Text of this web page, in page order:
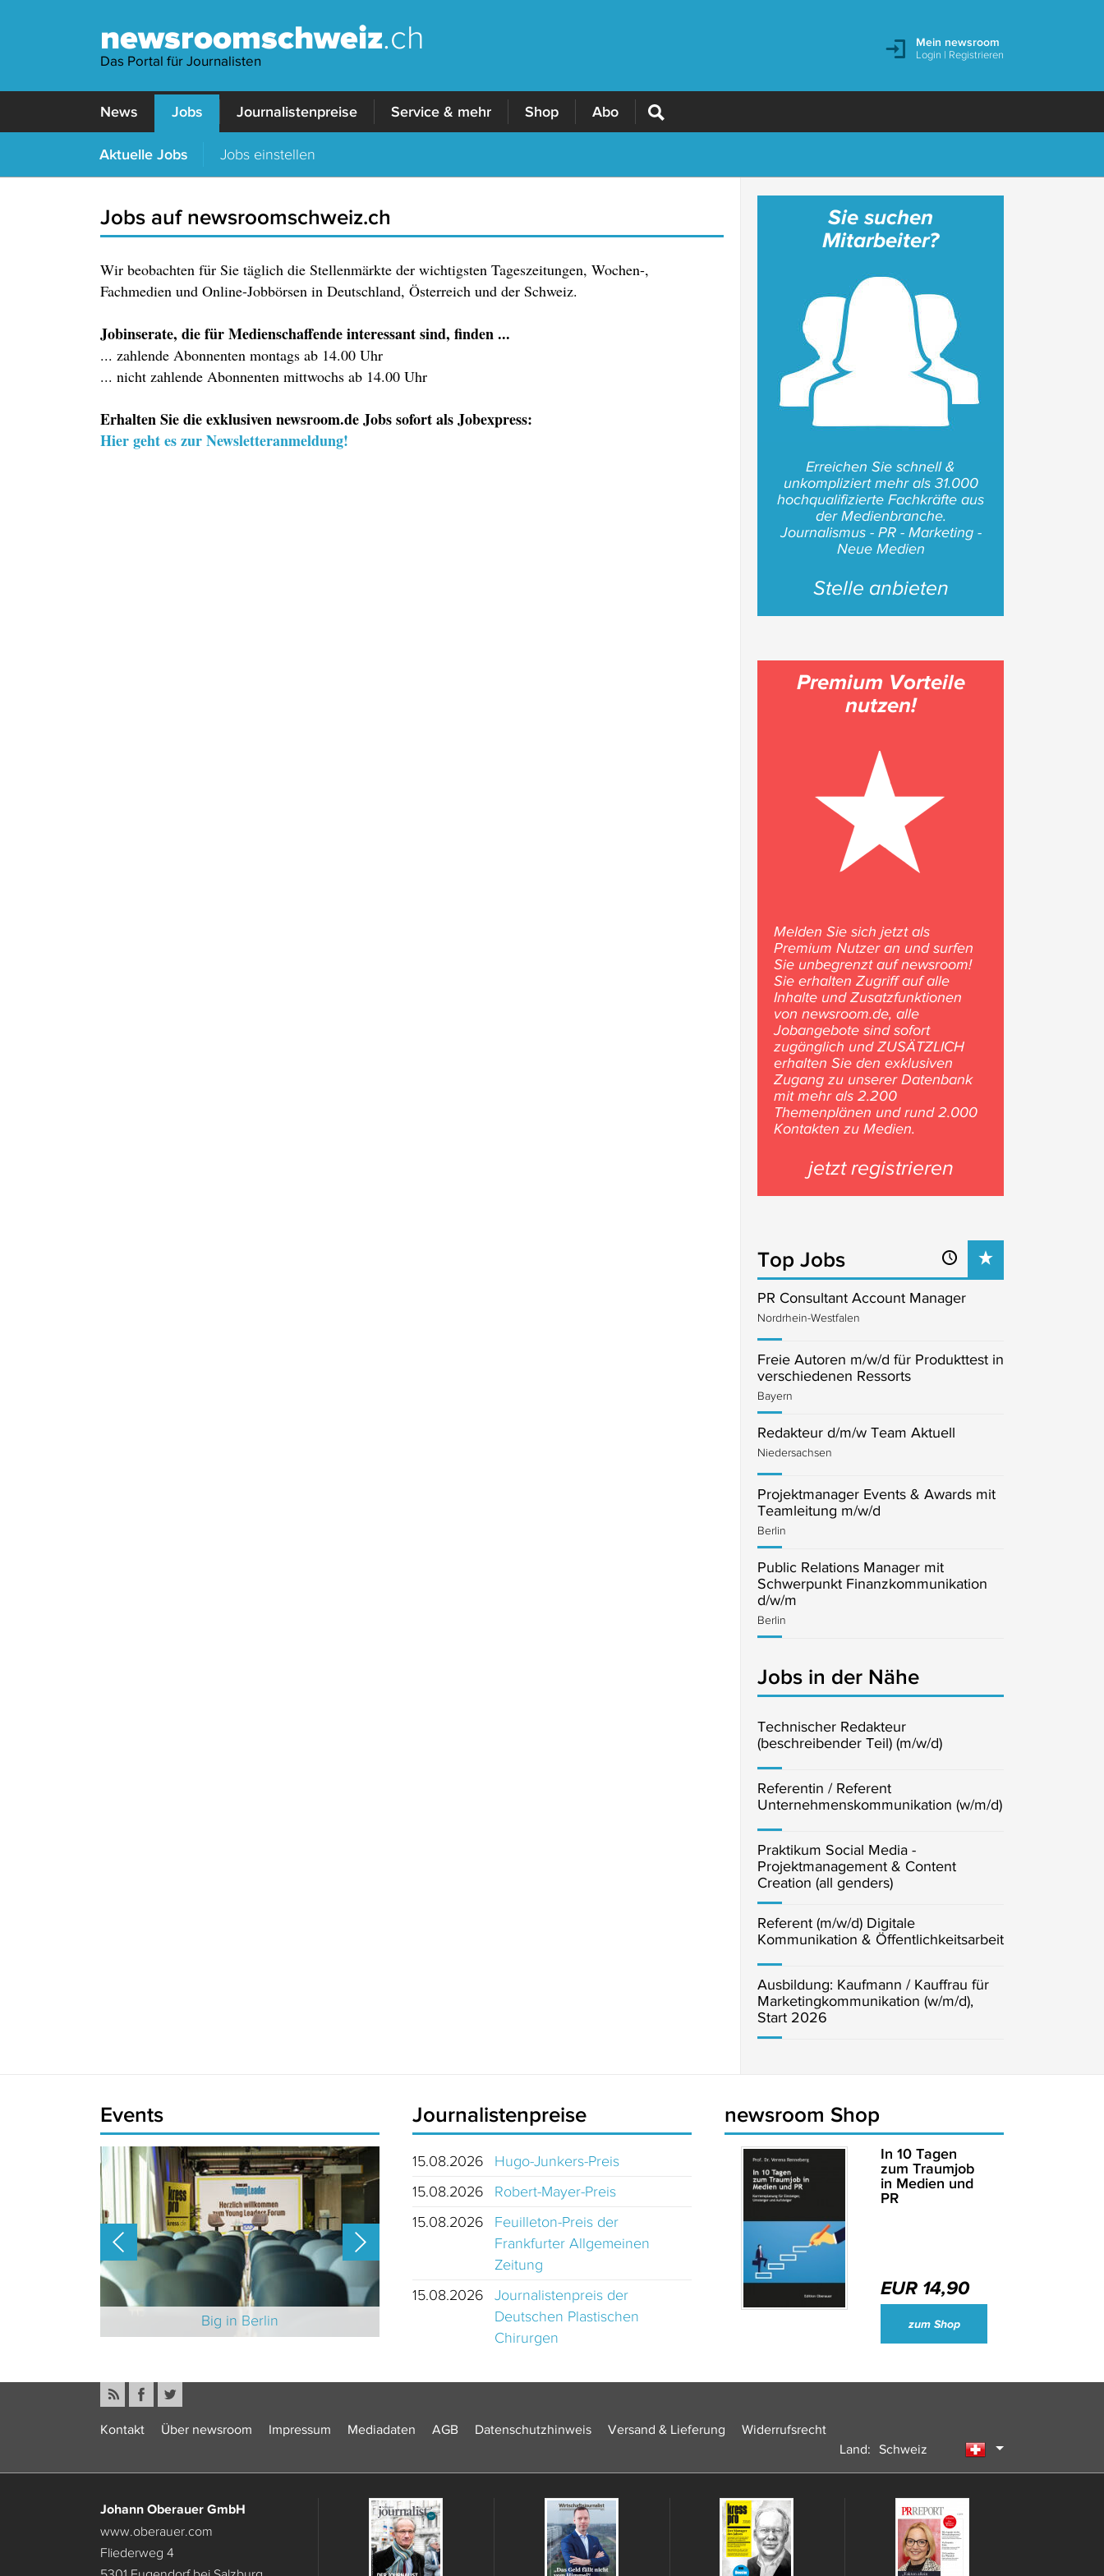
newsroomschweiz.ch
Das Portal für Journalisten
Mein newsroom
Login | Registrieren
News Jobs Journalistenpreise Service & mehr Shop Abo
Aktuelle Jobs Jobs einstellen
Jobs auf newsroomschweiz.ch
Wir beobachten für Sie täglich die Stellenmärkte der wichtigsten Tageszeitungen, Wochen-,
Fachmedien und Online-Jobbörsen in Deutschland, Österreich und der Schweiz.
Jobinserate, die für Medienschaffende interessant sind, finden ...
... zahlende Abonnenten montags ab 14.00 Uhr
... nicht zahlende Abonnenten mittwochs ab 14.00 Uhr
Erhalten Sie die exklusiven newsroom.de Jobs sofort als Jobexpress:
Hier geht es zur Newsletteranmeldung!
Sie suchen
Mitarbeiter?
Erreichen Sie schnell &
unkompliziert mehr als 31.000
hochqualifizierte Fachkräfte aus
der Medienbranche.
Journalismus - PR - Marketing -
Neue Medien
Stelle anbieten
Premium Vorteile
nutzen!
Melden Sie sich jetzt als
Premium Nutzer an und surfen
Sie unbegrenzt auf newsroom!
Sie erhalten Zugriff auf alle
Inhalte und Zusatzfunktionen
von newsroom.de, alle
Jobangebote sind sofort
zugänglich und ZUSÄTZLICH
erhalten Sie den exklusiven
Zugang zu unserer Datenbank
mit mehr als 2.200
Themenplänen und rund 2.000
Kontakten zu Medien.
jetzt registrieren
Top Jobs
PR Consultant Account Manager
Nordrhein-Westfalen
Freie Autoren m/w/d für Produkttest in
verschiedenen Ressorts
Bayern
Redakteur d/m/w Team Aktuell
Niedersachsen
Projektmanager Events & Awards mit
Teamleitung m/w/d
Berlin
Public Relations Manager mit
Schwerpunkt Finanzkommunikation
d/w/m
Berlin
Jobs in der Nähe
Technischer Redakteur
(beschreibender Teil) (m/w/d)
Referentin / Referent
Unternehmenskommunikation (w/m/d)
Praktikum Social Media -
Projektmanagement & Content
Creation (all genders)
Referent (m/w/d) Digitale
Kommunikation & Öffentlichkeitsarbeit
Ausbildung: Kaufmann / Kauffrau für
Marketingkommunikation (w/m/d),
Start 2026
Events
Big in Berlin Wirtschaftsjournalisten und Unternehmenssprecher des Jahres 2024
Journalistenpreise
15.08.2026
Hugo-Junkers-Preis
15.08.2026
Robert-Mayer-Preis
15.08.2026
Feuilleton-Preis der
Frankfurter Allgemeinen
Zeitung
15.08.2026
Journalistenpreis der
Deutschen Plastischen
Chirurgen
newsroom Shop
In 10 Tagen
zum Traumjob
in Medien und
PR
EUR 14,90
zum Shop
Kontakt Über newsroom Impressum Mediadaten AGB Datenschutzhinweis Versand & Lieferung
Widerrufsrecht
Land:
Schweiz
Johann Oberauer GmbH
www.oberauer.com
Fliederweg 4